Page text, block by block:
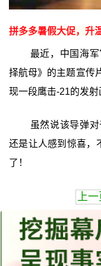
拼多多暑假大促，升
最近，中国海
择航母》的主题宣传
现一段鹰击-21的发射
虽然说该导弹
还是让人感到惊喜，
了！
上一